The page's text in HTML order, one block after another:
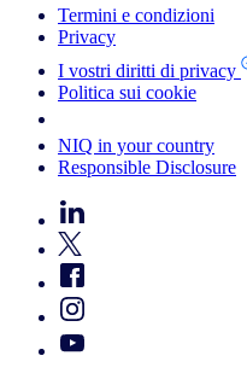
Termini e condizioni
Privacy
I vostri diritti di privacy
Politica sui cookie
NIQ in your country
Responsible Disclosure